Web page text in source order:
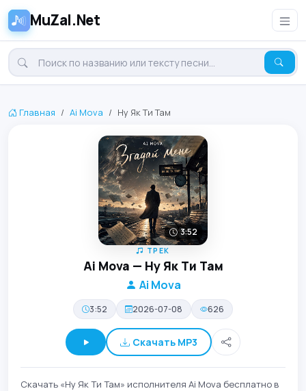
MuZal.Net
Главная Ai Mova Ну Як Ти Там
3:52
ТРЕК
Ai Mova — Ну Як Ти Там
Ai Mova
3:52 2026-07-08 626
Скачать MP3
Скачать «Ну Як Ти Там» исполнителя Ai Mova бесплатно в